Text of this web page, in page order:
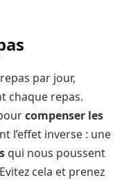
par jour,
chaque repas.
compenser les
l’effet inverse : une
qui nous poussent
cela et prenez